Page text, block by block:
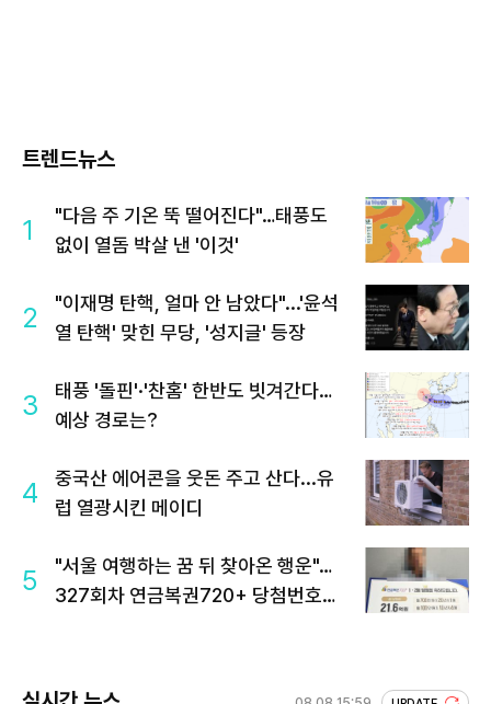
트렌드뉴스
1
"다음 주 기온 뚝 떨어진다"…태풍도
없이 열돔 박살 낸 '이것'
2
"이재명 탄핵, 얼마 안 남았다"...'윤석
열 탄핵' 맞힌 무당, '성지글' 등장
3
태풍 '돌핀'·'찬홈' 한반도 빗겨간다…
예상 경로는?
4
중국산 에어콘을 웃돈 주고 산다...유
럽 열광시킨 메이디
5
"서울 여행하는 꿈 뒤 찾아온 행운"…
327회차 연금복권720+ 당첨번호조